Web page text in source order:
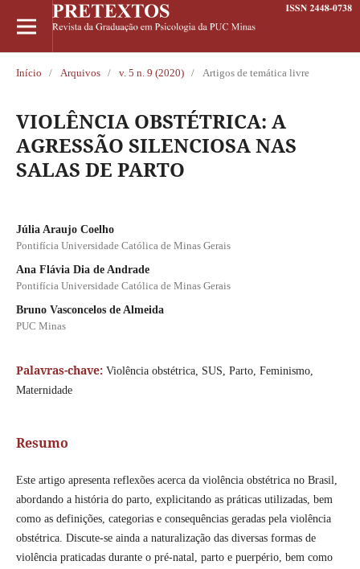
Início / Arquivos / v. 5 n. 9 (2020) / Artigos de temática livre
VIOLÊNCIA OBSTÉTRICA: A
AGRESSÃO SILENCIOSA NAS
SALAS DE PARTO
Júlia Araujo Coelho
Pontifícia Universidade Católica de Minas Gerais
Ana Flávia Dia de Andrade
Pontifícia Universidade Católica de Minas Gerais
Bruno Vasconcelos de Almeida
PUC Minas
Palavras-chave: Violência obstétrica, SUS, Parto, Feminismo,
Maternidade
Resumo
Este artigo apresenta reflexões acerca da violência obstétrica no Brasil,
abordando a história do parto, explicitando as práticas utilizadas, bem
como as definições, categorias e consequências geradas pela violência
obstétrica. Discute-se ainda a naturalização das diversas formas de
violência praticadas durante o pré-natal, parto e puerpério, bem como